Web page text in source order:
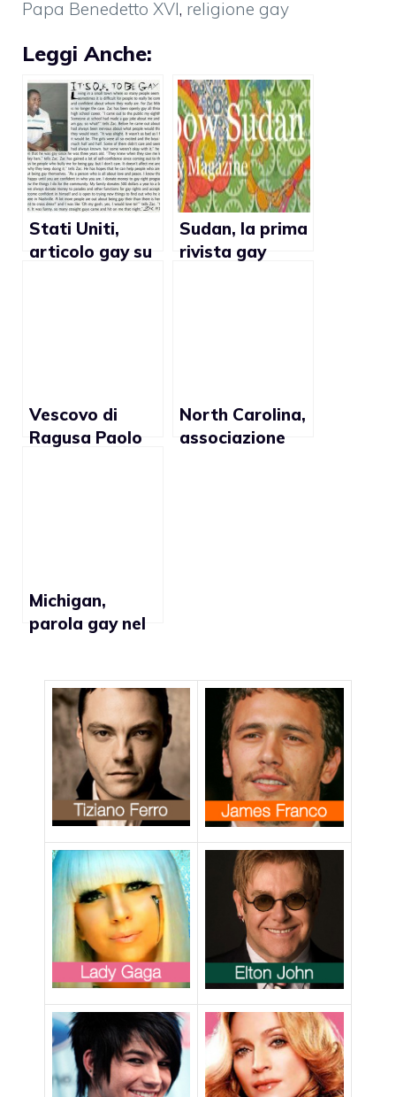
Papa Benedetto XVI, religione gay
Leggi Anche:
Stati Uniti,
articolo gay su
Sudan, la prima
rivista gay
Vescovo di
Ragusa Paolo
North Carolina,
associazione
Michigan,
parola gay nel
eliminata
dall’insegnante
e reintrodotta
dal preside